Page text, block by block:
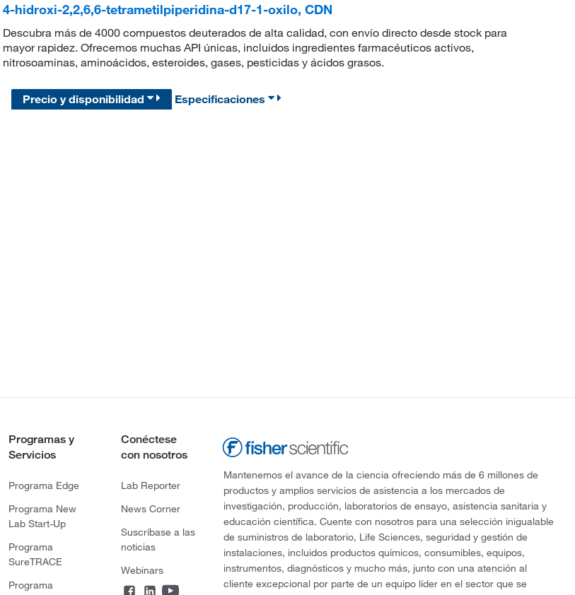
4-hidroxi-2,2,6,6-tetrametilpiperidina-d17-1-oxilo, CDN
Descubra más de 4000 compuestos deuterados de alta calidad, con envío directo desde stock para
mayor rapidez. Ofrecemos muchas API únicas, incluidos ingredientes farmacéuticos activos,
nitrosoaminas, aminoácidos, esteroides, gases, pesticidas y ácidos grasos.
Precio y disponibilidad Especificaciones
Programas y
Servicios
Programa Edge
Programa New
Lab Start-Up
Programa
SureTRACE
Programa
Conéctese
con nosotros
Lab Reporter
News Corner
Suscríbase a las
noticias
Webinars
Mantenemos el avance de la ciencia ofreciendo más de 6 millones de
productos y amplios servicios de asistencia a los mercados de
investigación, producción, laboratorios de ensayo, asistencia sanitaria y
educación científica. Cuente con nosotros para una selección inigualable
de suministros de laboratorio, Life Sciences, seguridad y gestión de
instalaciones, incluidos productos químicos, consumibles, equipos,
instrumentos, diagnósticos y mucho más, junto con una atención al
cliente excepcional por parte de un equipo líder en el sector que se